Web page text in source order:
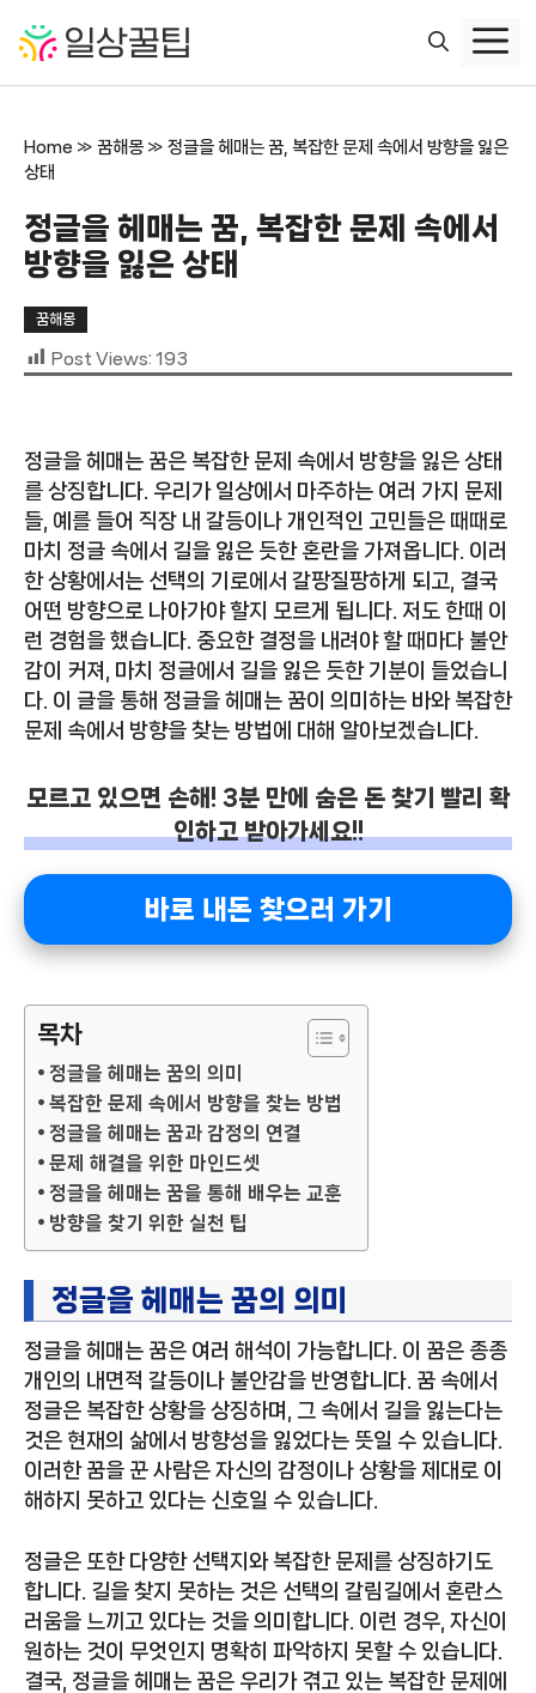
Home » 꿈해몽 » 정글을 헤매는 꿈, 복잡한 문제 속에서 방향을 잃은
상태
정글을 헤매는 꿈, 복잡한 문제 속에서
방향을 잃은 상태
꿈해몽
Post Views: 193
정글을 헤매는 꿈은 복잡한 문제 속에서 방향을 잃은 상태
를 상징합니다. 우리가 일상에서 마주하는 여러 가지 문제
들, 예를 들어 직장 내 갈등이나 개인적인 고민들은 때때로
마치 정글 속에서 길을 잃은 듯한 혼란을 가져옵니다. 이러
한 상황에서는 선택의 기로에서 갈팡질팡하게 되고, 결국
어떤 방향으로 나아가야 할지 모르게 됩니다. 저도 한때 이
런 경험을 했습니다. 중요한 결정을 내려야 할 때마다 불안
감이 커져, 마치 정글에서 길을 잃은 듯한 기분이 들었습니
다. 이 글을 통해 정글을 헤매는 꿈이 의미하는 바와 복잡한
문제 속에서 방향을 찾는 방법에 대해 알아보겠습니다.
모르고 있으면 손해! 3분 만에 숨은 돈 찾기 빨리 확
인하고 받아가세요!!
바로 내돈 찾으러 가기
목차
정글을 헤매는 꿈의 의미
복잡한 문제 속에서 방향을 찾는 방법
정글을 헤매는 꿈과 감정의 연결
문제 해결을 위한 마인드셋
정글을 헤매는 꿈을 통해 배우는 교훈
방향을 찾기 위한 실천 팁
정글을 헤매는 꿈의 의미
정글을 헤매는 꿈은 여러 해석이 가능합니다. 이 꿈은 종종
개인의 내면적 갈등이나 불안감을 반영합니다. 꿈 속에서
정글은 복잡한 상황을 상징하며, 그 속에서 길을 잃는다는
것은 현재의 삶에서 방향성을 잃었다는 뜻일 수 있습니다.
이러한 꿈을 꾼 사람은 자신의 감정이나 상황을 제대로 이
해하지 못하고 있다는 신호일 수 있습니다.
정글은 또한 다양한 선택지와 복잡한 문제를 상징하기도
합니다. 길을 찾지 못하는 것은 선택의 갈림길에서 혼란스
러움을 느끼고 있다는 것을 의미합니다. 이런 경우, 자신이
원하는 것이 무엇인지 명확히 파악하지 못할 수 있습니다.
결국, 정글을 헤매는 꿈은 우리가 겪고 있는 복잡한 문제에